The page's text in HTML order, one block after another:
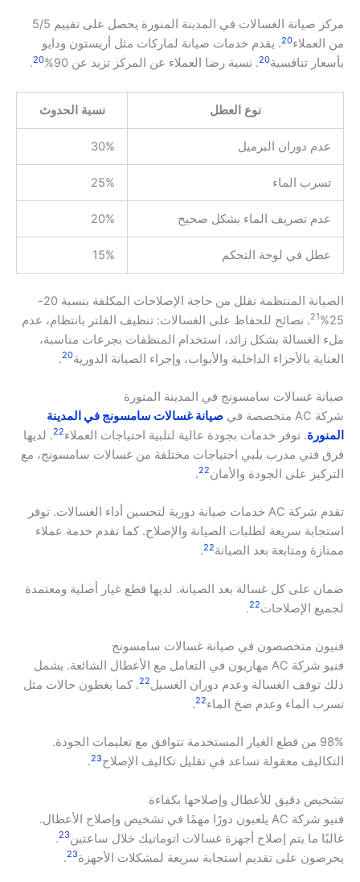
مركز صيانة الغسالات في المدينة المنورة يحصل على تقييم 5/5
من العملاء20. يقدم خدمات صيانة لماركات مثل أريستون ودايو
بأسعار تنافسية20. نسبة رضا العملاء عن المركز تزيد عن 90% 20
.
نوع العطل نسبة الحدوث
عدم دوران البرميل 30%
تسرب الماء 25%
عدم تصريف الماء بشكل صحيح 20%
عطل في لوحة التحكم 15%
الصيانة المنتظمة تقلل من حاجة الإصلاحات المكلفة بنسبة 20-
25%
21. نصائح للحفاظ على الغسالات: تنظيف الفلتر بانتظام، عدم
ملء الغسالة بشكل زائد، استخدام المنظفات بجرعات مناسبة،
العناية بالأجزاء الداخلية والأبواب، وإجراء الصيانة الدورية20
.
صيانة غسالات سامسونج في المدينة المنورة
شركة AC متخصصة في
صيانة غسالات سامسونج في المدينة
المنورة. توفر خدمات بجودة عالية لتلبية احتياجات العملاء22. لديها
فرق فني مدرب يلبي احتياجات مختلفة من غسالات سامسونج، مع
التركيز على الجودة والأمان22
.
تقدم شركة AC خدمات صيانة دورية لتحسين أداء الغسالات. توفر
استجابة سريعة لطلبات الصيانة والإصلاح. كما تقدم خدمة عملاء
ممتازة ومتابعة بعد الصيانة22
.
ضمان على كل غسالة بعد الصيانة. لديها قطع غيار أصلية ومعتمدة
لجميع الإصلاحات22
.
فنيون متخصصون في صيانة غسالات سامسونج
فنيو شركة AC مهاريون في التعامل مع الأعطال الشائعة. يشمل
ذلك توقف الغسالة وعدم دوران الغسيل22. كما يغطون حالات مثل
تسرب الماء وعدم ضخ الماء22
.
98% من قطع الغيار المستخدمة تتوافق مع تعليمات الجودة.
التكاليف معقولة تساعد في تقليل تكاليف الإصلاح23
.
تشخيص دقيق للأعطال وإصلاحها بكفاءة
فنيو شركة AC يلعبون دورًا مهمًا في تشخيص وإصلاح الأعطال.
غالبًا ما يتم إصلاح أجهزة غسالات اتوماتيك خلال ساعتين23
.
يحرصون على تقديم استجابة سريعة لمشكلات الأجهزة23
.